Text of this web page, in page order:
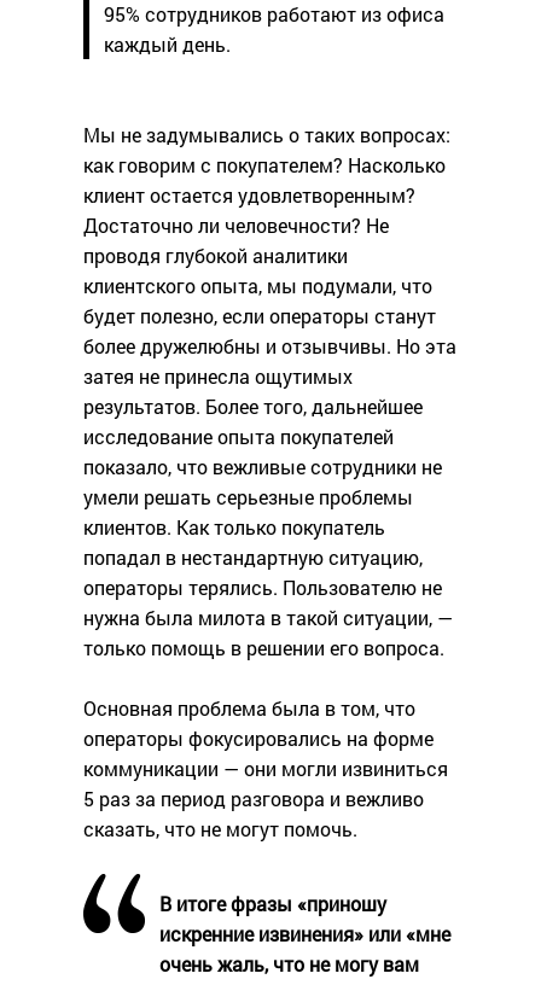
95% сотрудников работают из офиса
каждый день.
Мы не задумывались о таких вопросах:
как говорим с покупателем? Насколько
клиент остается удовлетворенным?
Достаточно ли человечности? Не
проводя глубокой аналитики
клиентского опыта, мы подумали, что
будет полезно, если операторы станут
более дружелюбны и отзывчивы. Но эта
затея не принесла ощутимых
результатов. Более того, дальнейшее
исследование опыта покупателей
показало, что вежливые сотрудники не
умели решать серьезные проблемы
клиентов. Как только покупатель
попадал в нестандартную ситуацию,
операторы терялись. Пользователю не
нужна была милота в такой ситуации, —
только помощь в решении его вопроса.
Основная проблема была в том, что
операторы фокусировались на форме
коммуникации — они могли извиниться
5 раз за период разговора и вежливо
сказать, что не могут помочь.
В итоге фразы «‎приношу
искренние извинения»‎ или «‎мне
очень жаль, что не могу вам